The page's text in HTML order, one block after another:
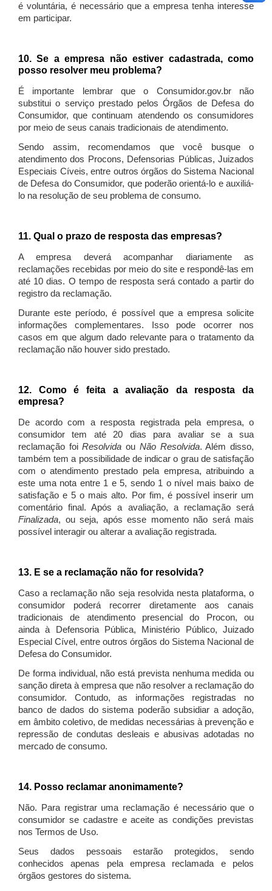
é voluntária, é necessário que a empresa tenha interesse
em participar.
10. Se a empresa não estiver cadastrada, como
posso resolver meu problema?
É importante lembrar que o Consumidor.gov.br não
substitui o serviço prestado pelos Órgãos de Defesa do
Consumidor, que continuam atendendo os consumidores
por meio de seus canais tradicionais de atendimento.
Sendo assim, recomendamos que você busque o
atendimento dos Procons, Defensorias Públicas, Juizados
Especiais Cíveis, entre outros órgãos do Sistema Nacional
de Defesa do Consumidor, que poderão orientá-lo e auxiliá-
lo na resolução de seu problema de consumo.
11. Qual o prazo de resposta das empresas?
A empresa deverá acompanhar diariamente as
reclamações recebidas por meio do site e respondê-las em
até 10 dias. O tempo de resposta será contado a partir do
registro da reclamação.
Durante este período, é possível que a empresa solicite
informações complementares. Isso pode ocorrer nos
casos em que algum dado relevante para o tratamento da
reclamação não houver sido prestado.
12. Como é feita a avaliação da resposta da
empresa?
De acordo com a resposta registrada pela empresa, o
consumidor tem até 20 dias para avaliar se a sua
reclamação foiResolvida ou Não Resolvida. Além disso,
também tem a possibilidade de indicar o grau de satisfação
com o atendimento prestado pela empresa, atribuindo a
este uma nota entre 1 e 5, sendo 1 o nível mais baixo de
satisfação e 5 o mais alto. Por fim, é possível inserir um
comentário final. Após a avaliação, a reclamação será
Finalizada, ou seja, após esse momento não será mais
possível interagir ou alterar a avaliação registrada.
13. E se a reclamação não for resolvida?
Caso a reclamação não seja resolvida nesta plataforma, o
consumidor poderá recorrer diretamente aos canais
tradicionais de atendimento presencial do Procon, ou
ainda à Defensoria Pública, Ministério Público, Juizado
Especial Cível, entre outros órgãos do Sistema Nacional de
Defesa do Consumidor.
De forma individual, não está prevista nenhuma medida ou
sanção direta à empresa que não resolver a reclamação do
consumidor. Contudo, as informações registradas no
banco de dados do sistema poderão subsidiar a adoção,
em âmbito coletivo, de medidas necessárias à prevenção e
repressão de condutas desleais e abusivas adotadas no
mercado de consumo.
14. Posso reclamar anonimamente?
Não. Para registrar uma reclamação é necessário que o
consumidor se cadastre e aceite as condições previstas
nos Termos de Uso.
Seus dados pessoais estarão protegidos, sendo
conhecidos apenas pela empresa reclamada e pelos
órgãos gestores do sistema.